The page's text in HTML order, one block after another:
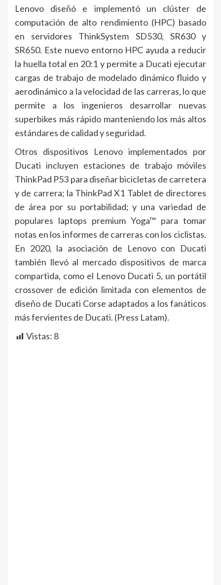
Lenovo diseñó e implementó un clúster de
computación de alto rendimiento (HPC) basado
en servidores ThinkSystem SD530, SR630 y
SR650. Este nuevo entorno HPC ayuda a reducir
la huella total en 20:1 y permite a Ducati ejecutar
cargas de trabajo de modelado dinámico fluido y
aerodinámico a la velocidad de las carreras, lo que
permite a los ingenieros desarrollar nuevas
superbikes más rápido manteniendo los más altos
estándares de calidad y seguridad.
Otros dispositivos Lenovo implementados por
Ducati incluyen estaciones de trabajo móviles
ThinkPad P53 para diseñar bicicletas de carretera
y de carrera; la ThinkPad X1 Tablet de directores
de área por su portabilidad; y una variedad de
populares laptops premium Yoga™ para tomar
notas en los informes de carreras con los ciclistas.
En 2020, la asociación de Lenovo con Ducati
también llevó al mercado dispositivos de marca
compartida, como el Lenovo Ducati 5, un portátil
crossover de edición limitada con elementos de
diseño de Ducati Corse adaptados a los fanáticos
más fervientes de Ducati. (Press Latam).
Vistas: 8